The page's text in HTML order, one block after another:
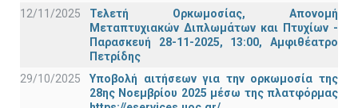
12/11/2025
Τελετή Ορκωμοσίας, Απονομή
Μεταπτυχιακών Διπλωμάτων και Πτυχίων -
Παρασκευή 28-11-2025, 13:00, Αμφιθέατρο
Πετρίδης
29/10/2025
Υποβολή αιτήσεων για την ορκωμοσία της
28ης Νοεμβρίου 2025 μέσω της πλατφόρμας